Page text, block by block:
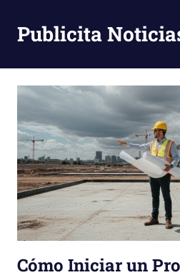
contenido
Publicita
Cómo Iniciar un